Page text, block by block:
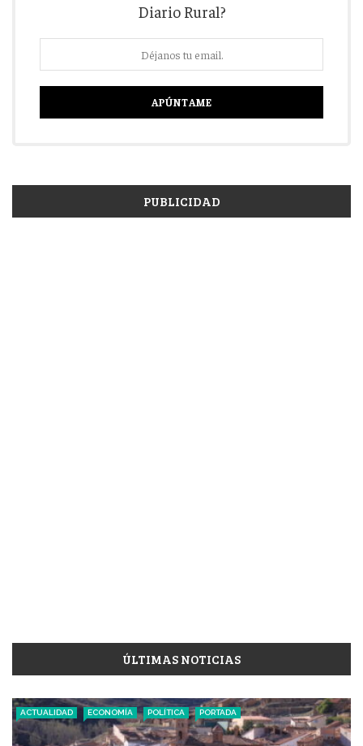
Diario Rural?
PUBLICIDAD
ÚLTIMAS NOTICIAS
ACTUALIDAD ECONOMÍA POLÍTICA PORTADA